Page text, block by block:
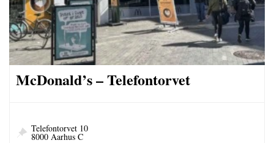
McDonald’s – Telefontorvet
Telefontorvet 10
8000 Aarhus C